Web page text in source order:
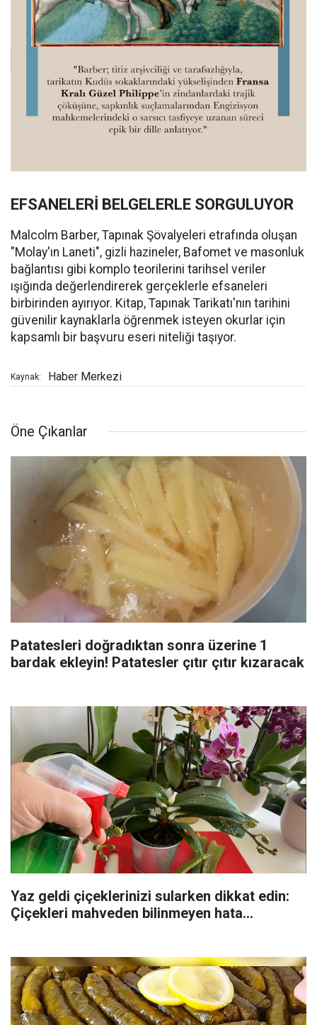
EFSANELERİ BELGELERLE SORGULUYOR
Malcolm Barber, Tapınak Şövalyeleri etrafında oluşan
"Molay'ın Laneti", gizli hazineler, Bafomet ve masonluk
bağlantısı gibi komplo teorilerini tarihsel veriler
ışığında değerlendirerek gerçeklerle efsaneleri
birbirinden ayırıyor. Kitap, Tapınak Tarikatı'nın tarihini
güvenilir kaynaklarla öğrenmek isteyen okurlar için
kapsamlı bir başvuru eseri niteliği taşıyor.
Kaynak: Haber Merkezi
Öne Çıkanlar
Patatesleri doğradıktan sonra üzerine 1
bardak ekleyin! Patatesler çıtır çıtır kızaracak
Yaz geldi çiçeklerinizi sularken dikkat edin:
Çiçekleri mahveden bilinmeyen hata...